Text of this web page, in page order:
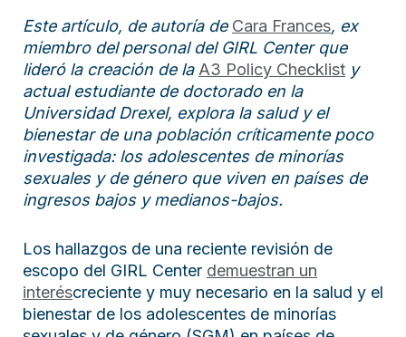
Este artículo, de autoría de Cara Frances, ex
miembro del personal del GIRL Center que
lideró la creación de la A3 Policy Checklist y
actual estudiante de doctorado en la
Universidad Drexel, explora la salud y el
bienestar de una población críticamente poco
investigada: los adolescentes de minorías
sexuales y de género que viven en países de
ingresos bajos y medianos-bajos.
Los hallazgos de una reciente revisión de
escopo del GIRL Center demuestran un
interéscreciente y muy necesario en la salud y el
bienestar de los adolescentes de minorías